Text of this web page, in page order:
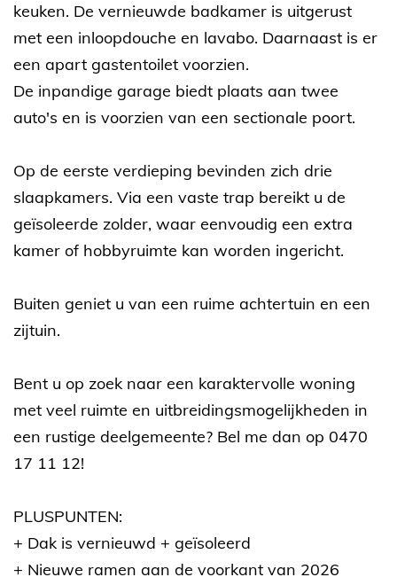
keuken. De vernieuwde badkamer is uitgerust
met een inloopdouche en lavabo. Daarnaast is er
een apart gastentoilet voorzien.
De inpandige garage biedt plaats aan twee
auto's en is voorzien van een sectionale poort.
Op de eerste verdieping bevinden zich drie
slaapkamers. Via een vaste trap bereikt u de
geïsoleerde zolder, waar eenvoudig een extra
kamer of hobbyruimte kan worden ingericht.
Buiten geniet u van een ruime achtertuin en een
zijtuin.
Bent u op zoek naar een karaktervolle woning
met veel ruimte en uitbreidingsmogelijkheden in
een rustige deelgemeente? Bel me dan op 0470
17 11 12!
PLUSPUNTEN:
+ Dak is vernieuwd + geïsoleerd
+ Nieuwe ramen aan de voorkant van 2026